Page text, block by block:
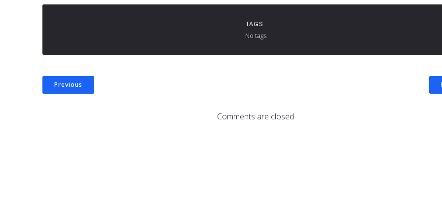
TAGS:
No tags
Previous
Comments are closed